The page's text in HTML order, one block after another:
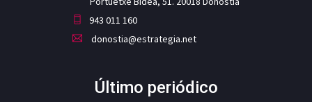
943 011 160
donostia@estrategia.net
Último periódico